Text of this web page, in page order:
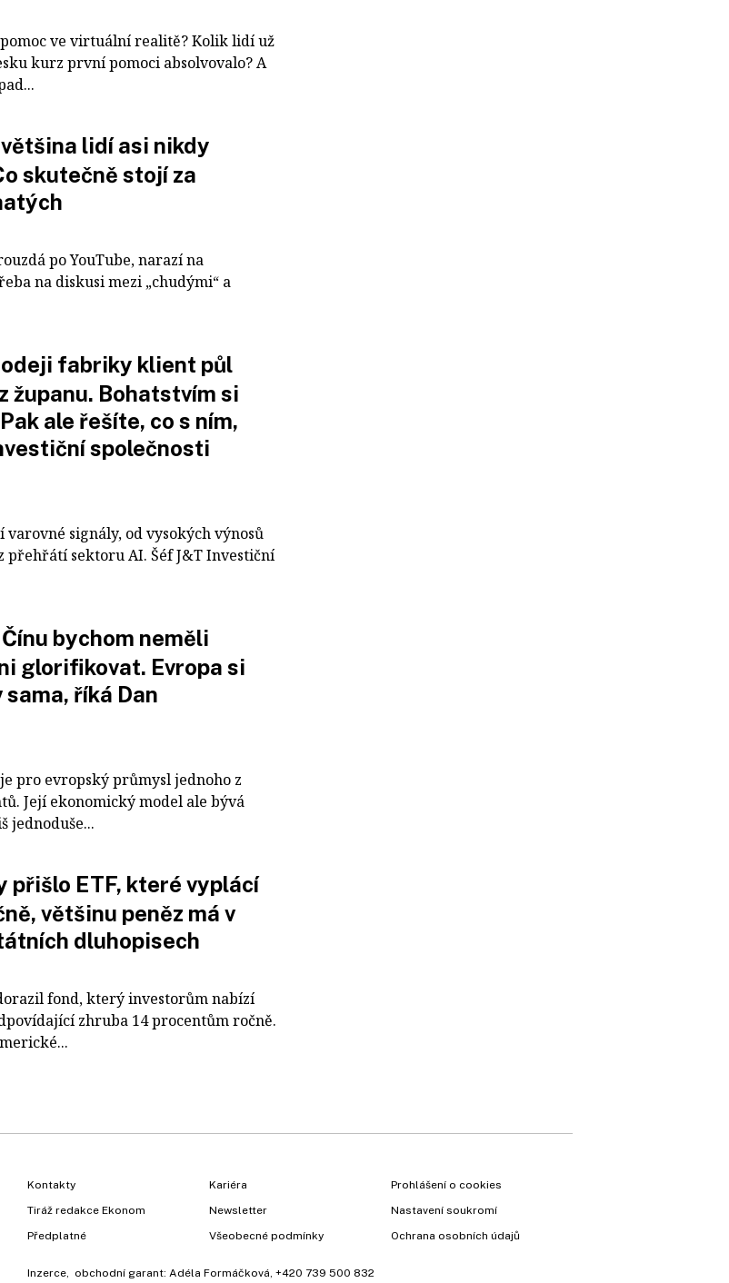
ve virtuální realitě? Kolik lidí už
kurz první pomoci absolvovalo? A
lidí asi nikdy
skutečně stojí za
po YouTube, narazí na
na diskusi mezi „chudými“ a
fabriky klient půl
županu. Bohatstvím si
ale řešíte, co s ním,
společnosti
signály, od vysokých výnosů
přehřátí sektoru AI. Šéf J&T Investiční
Čínu bychom neměli
glorifikovat. Evropa si
říká Dan
pro evropský průmysl jednoho z
Její ekonomický model ale bývá
jednoduše...
přišlo ETF, které vyplácí
většinu peněz má v
dluhopisech
fond, který investorům nabízí
zhruba 14 procentům ročně.
Kontakty
Tiráž redakce Ekonom
Předplatné
Kariéra
Newsletter
Všeobecné podmínky
Prohlášení o cookies
Nastavení soukromí
Ochrana osobních údajů
Inzerce , obchodní garant: Adéla Formáčková +420 739 500 832